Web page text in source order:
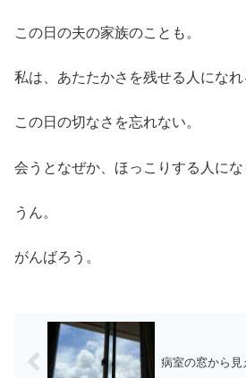
この日の夫の家族のことも。
私は、あたたかさを残せる人になれ
この日の切なさを忘れない。
会うとなぜか、ほっこりする人に
うん。
がんばろう。
病室の窓から